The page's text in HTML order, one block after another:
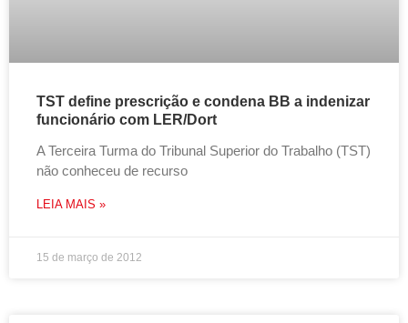
TST define prescrição e condena BB a indenizar
funcionário com LER/Dort
A Terceira Turma do Tribunal Superior do Trabalho (TST)
não conheceu de recurso
LEIA MAIS »
15 de março de 2012